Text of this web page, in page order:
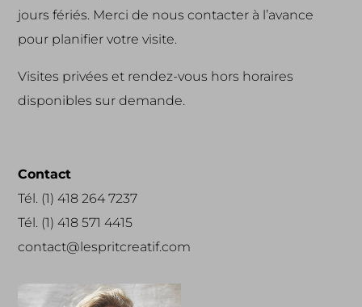
jours fériés. Merci de nous contacter à l’avance
pour planifier votre visite.
Visites privées et rendez-vous hors horaires
disponibles sur demande.
Contact
Tél. (1) 418 264 7237
Tél. (1) 418 571 4415
contact@lespritcreatif.com